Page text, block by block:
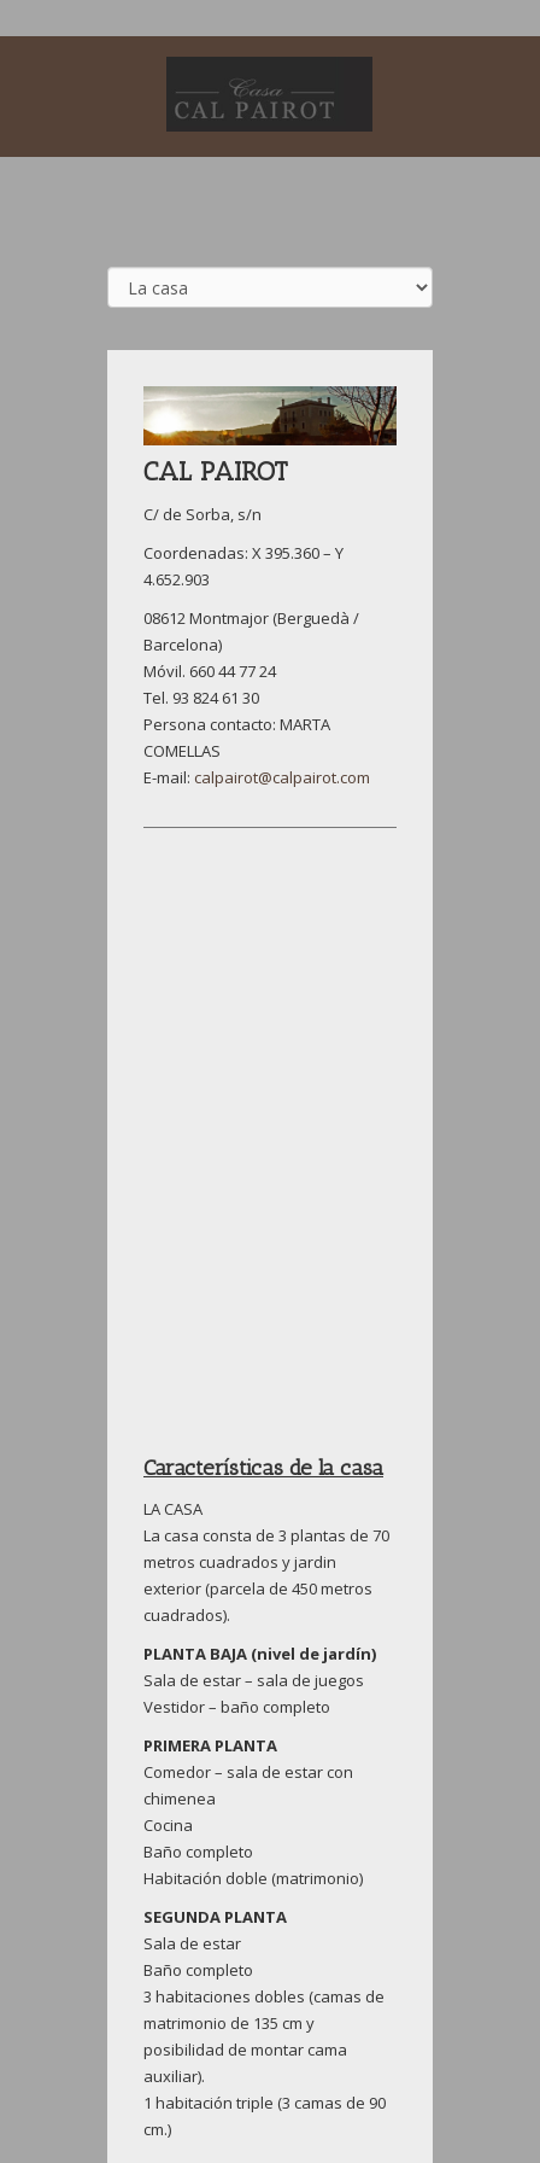
CAL PAIROT
C/ de Sorba, s/n
Coordenadas: X 395.360 – Y
4.652.903
08612 Montmajor (Berguedà /
Barcelona)
Móvil. 660 44 77 24
Tel. 93 824 61 30
Persona contacto: MARTA
COMELLAS
E-mail: calpairot@calpairot.com
Características de la casa
LA CASA
La casa consta de 3 plantas de 70
metros cuadrados y jardin
exterior (parcela de 450 metros
cuadrados).
PLANTA BAJA (nivel de jardín)
Sala de estar – sala de juegos
Vestidor – baño completo
PRIMERA PLANTA
Comedor – sala de estar con
chimenea
Cocina
Baño completo
Habitación doble (matrimonio)
SEGUNDA PLANTA
Sala de estar
Baño completo
3 habitaciones dobles (camas de
matrimonio de 135 cm y
posibilidad de montar cama
auxiliar).
1 habitación triple (3 camas de 90
cm.)